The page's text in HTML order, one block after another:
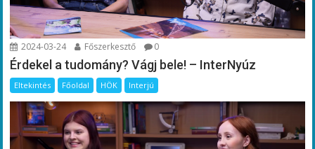
2024-03-24 Főszerkesztő 0
Érdekel a tudomány? Vágj bele! – InterNyúz
Eltekintés Főoldal HÖK Interjú